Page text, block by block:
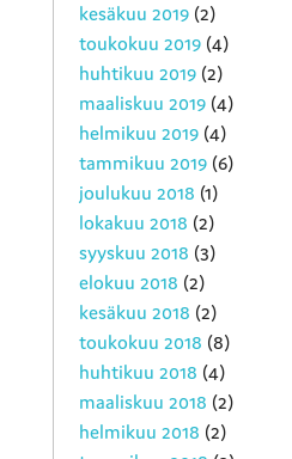
kesäkuu 2019 (2)
toukokuu 2019 (4)
huhtikuu 2019 (2)
maaliskuu 2019 (4)
helmikuu 2019 (4)
tammikuu 2019 (6)
joulukuu 2018 (1)
lokakuu 2018 (2)
syyskuu 2018 (3)
elokuu 2018 (2)
kesäkuu 2018 (2)
toukokuu 2018 (8)
huhtikuu 2018 (4)
maaliskuu 2018 (2)
helmikuu 2018 (2)